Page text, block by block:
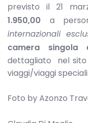
previsto il 21
1.950,00 a
internazionali
camera singola
dettagliato nel sito
viaggi/viaggi
Foto by Azonzo